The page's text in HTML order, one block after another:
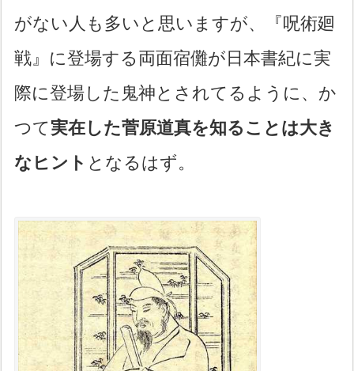
がない人も多いと思いますが、『呪術廻
戦』に登場する両面宿儺が日本書紀に実
際に登場した鬼神とされてるように、か
つて実在した菅原道真を知ることは大き
なヒント となるはず。